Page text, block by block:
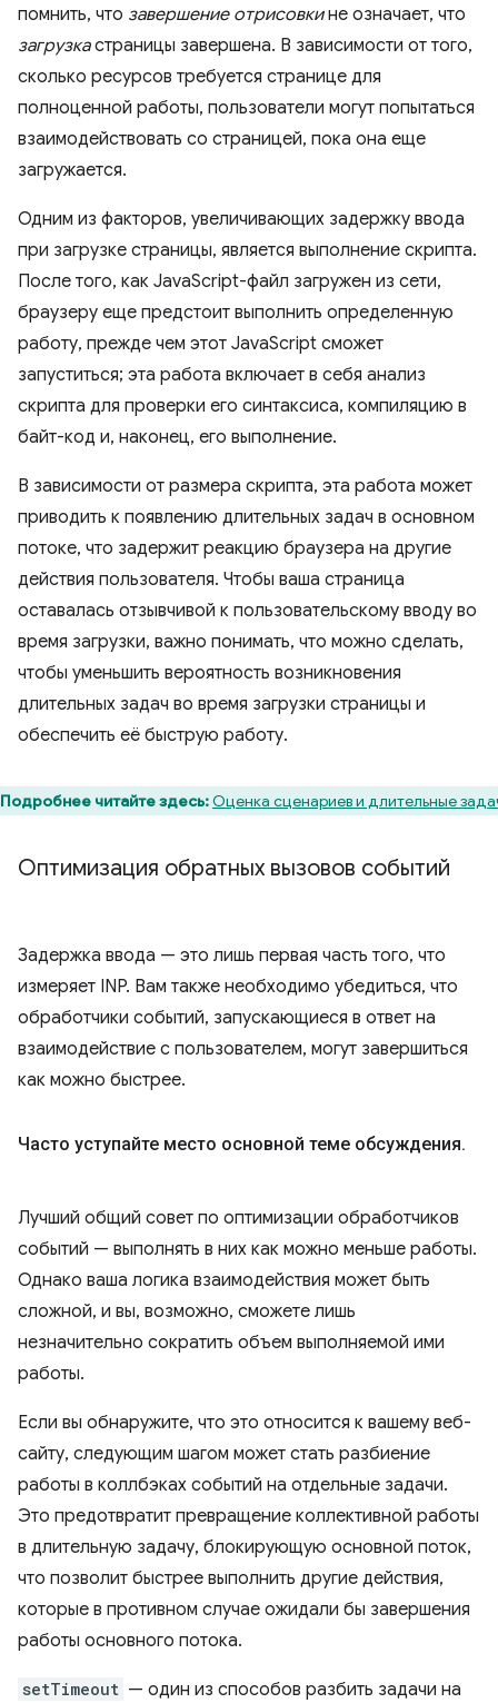
помнить, что завершение отрисовкине означает, что
загрузкастраницы завершена. В зависимости от того,
сколько ресурсов требуется странице для
полноценной работы, пользователи могут попытаться
взаимодействовать со страницей, пока она еще
загружается.
Одним из факторов, увеличивающих задержку ввода
при загрузке страницы, является выполнение скрипта.
После того, как JavaScript-файл загружен из сети,
браузеру еще предстоит выполнить определенную
работу, прежде чем этот JavaScript сможет
запуститься; эта работа включает в себя анализ
скрипта для проверки его синтаксиса, компиляцию в
байт-код и, наконец, его выполнение.
В зависимости от размера скрипта, эта работа может
приводить к появлению длительных задач в основном
потоке, что задержит реакцию браузера на другие
действия пользователя. Чтобы ваша страница
оставалась отзывчивой к пользовательскому вводу во
время загрузки, важно понимать, что можно сделать,
чтобы уменьшить вероятность возникновения
длительных задач во время загрузки страницы и
обеспечить её быструю работу.
Подробнее читайте здесь:Оценка сценариев и длительные
Оптимизация обратных вызовов событий
Задержка ввода — это лишь первая часть того, что
измеряет INP. Вам также необходимо убедиться, что
обработчики событий, запускающиеся в ответ на
взаимодействие с пользователем, могут завершиться
как можно быстрее.
Часто уступайте место основной теме обсуждения.
Лучший общий совет по оптимизации обработчиков
событий — выполнять в них как можно меньше работы.
Однако ваша логика взаимодействия может быть
сложной, и вы, возможно, сможете лишь
незначительно сократить объем выполняемой ими
работы.
Если вы обнаружите, что это относится к вашему веб-
сайту, следующим шагом может стать разбиение
работы в коллбэках событий на отдельные задачи.
Это предотвратит превращение коллективной работы
в длительную задачу, блокирующую основной поток,
что позволит быстрее выполнить другие действия,
которые в противном случае ожидали бы завершения
работы основного потока.
setTimeout — один из способов разбить задачи на